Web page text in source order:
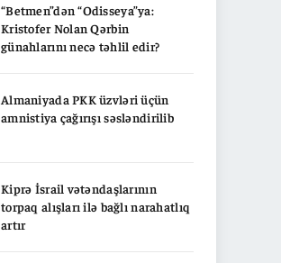
“Betmen”dən “Odisseya”ya:
Kristofer Nolan Qərbin
günahlarını necə təhlil edir?
Almaniyada PKK üzvləri üçün
amnistiya çağırışı səsləndirilib
Kiprə İsrail vətəndaşlarının
torpaq alışları ilə bağlı narahatlıq
artır